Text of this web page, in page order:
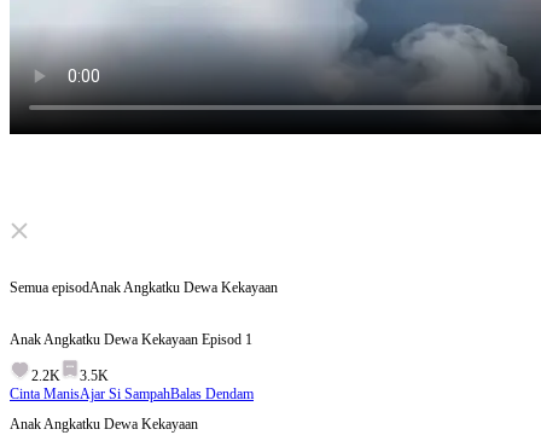
Click to unmute
Walaupun kau mempunyai kuasa yang kuat
Semua episodAnak Angkatku Dewa Kekayaan
Anak Angkatku Dewa Kekayaan Episod 1
2.2K
3.5K
Cinta ManisAjar Si SampahBalas Dendam
Anak Angkatku Dewa Kekayaan